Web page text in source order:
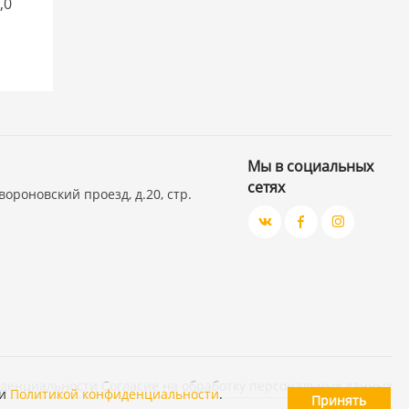
проезд, д.20, стр.
Мы в социальных
сетях
Согласие на обработку персональных данных
Политикой конфиденциальности. Принять